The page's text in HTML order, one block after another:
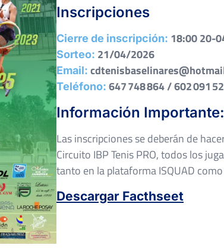
Inscripciones
Cierre de inscripción: 18:00 20-
Sorteo: 21/04/2026
Email:
Teléfono: 647 748 864 / 602 091
Información Importante:
Las inscripciones se deberán de
Circuito IBP Tenis PRO, todos los
tanto en la plataforma ISQUAD
Descargar Facthseet